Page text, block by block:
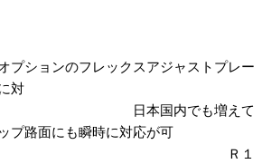
ションのフレックスアジャストプレー
対
国内でも増えて
プ路面にも瞬時に対応が可
Ｒ１